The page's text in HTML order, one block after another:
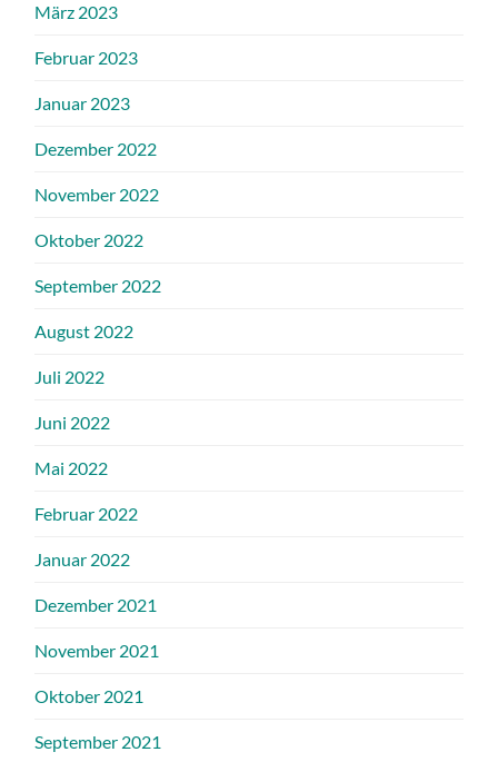
März 2023
Februar 2023
Januar 2023
Dezember 2022
November 2022
Oktober 2022
September 2022
August 2022
Juli 2022
Juni 2022
Mai 2022
Februar 2022
Januar 2022
Dezember 2021
November 2021
Oktober 2021
September 2021